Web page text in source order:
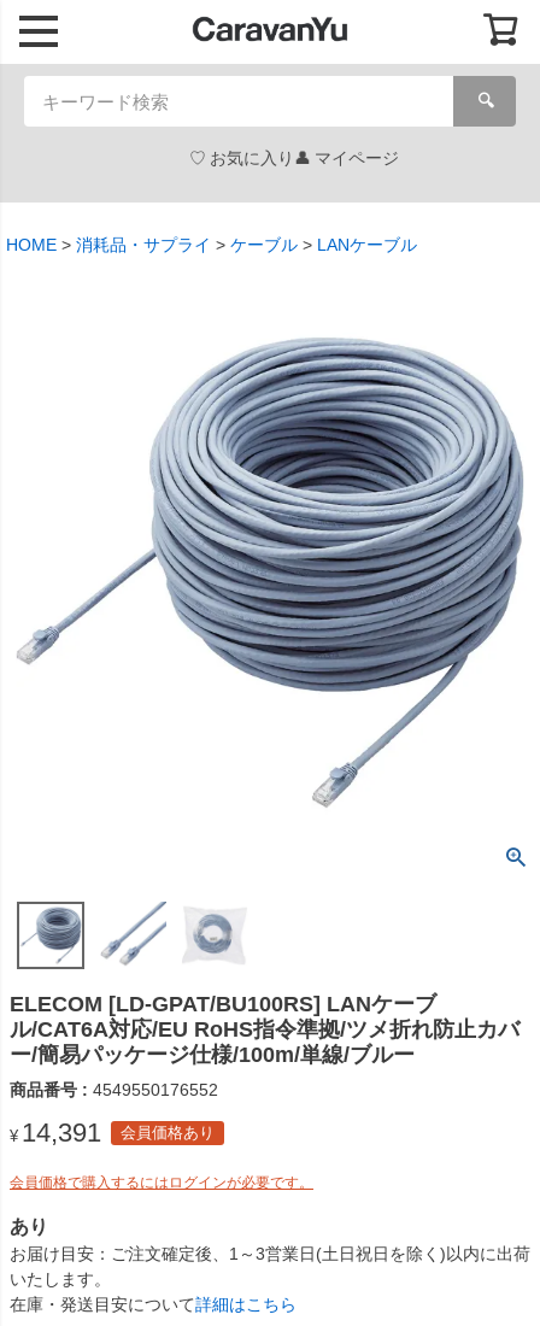
🔍
お気に入り マイページ
HOME 消耗品・サプライ ケーブル LANケーブル
ELECOM [LD-GPAT/BU100RS] LANケーブ
ル/CAT6A対応/EU RoHS指令準拠/ツメ折れ防止カバ
ー/簡易パッケージ仕様/100m/単線/ブルー
商品番号 4549550176552
¥ 14,391 会員価格あり
会員価格で購入するにはログインが必要です。
あり
お届け目安
ご注文確定後、1～3営業日(土日祝日を除く)以内に出荷
いたします。
在庫・発送目安について詳細はこちら